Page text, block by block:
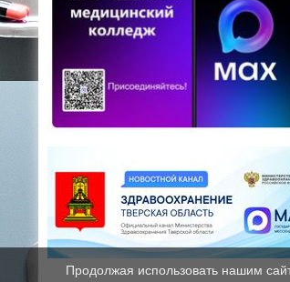
Продолжая использовать нашим